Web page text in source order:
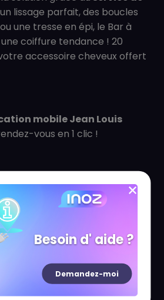
lissage parfait, des boucles
une tresse en épi, le Bar à
coiffure tendance ! 20
accessoire cheveux offert
mobile Jean Louis
vous en 1 clic !
vous pourrez facilement :
vos rendez-vous coiffure
fidélité et vos points
David toujours avec vous, à
Besoin d' aide ?
Demandez-moi